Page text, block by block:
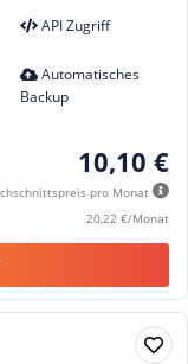
API Zugriff
Automatisches
Backup
10,10 €
pro Monat
20,22 €/Monat